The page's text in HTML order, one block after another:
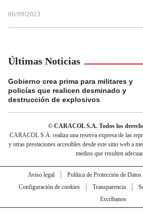
06/09/2023
Últimas Noticias
Gobierno crea prima para militares y
policías que realicen desminado y
destrucción de explosivos
© CARACOL S.A. Todos los
CARACOL S.A. realiza una reserva expresa de las
y otras prestaciones accesibles desde este sitio web a
medios que resulten
Aviso legal Política de Protección de Datos
Configuración de cookies
Transparencia
Escríbanos